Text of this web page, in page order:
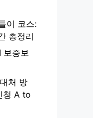
이 코스:
총정리
보증보
처 방
청 A to